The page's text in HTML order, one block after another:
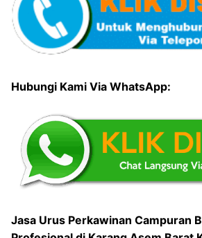
Hubungi Kami Via WhatsApp:
Jasa Urus Perkawinan Campuran